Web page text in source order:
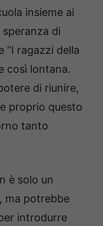
insieme ai
di
“I ragazzi della
così lontana.
di riunire,
proprio questo
tanto
è solo un
ma potrebbe
introdurre